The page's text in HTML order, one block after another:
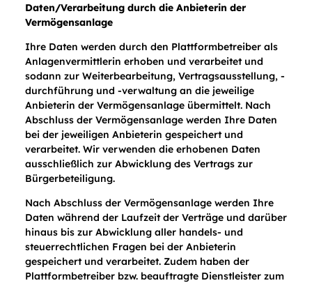
Daten/Verarbeitung durch die Anbieterin der
Vermögensanlage
Ihre Daten werden durch den Plattformbetreiber als
Anlagenvermittlerin erhoben und verarbeitet und
sodann zur Weiterbearbeitung, Vertragsausstellung, -
durchführung und -verwaltung an die jeweilige
Anbieterin der Vermögensanlage übermittelt. Nach
Abschluss der Vermögensanlage werden Ihre Daten
bei der jeweiligen Anbieterin gespeichert und
verarbeitet. Wir verwenden die erhobenen Daten
ausschließlich zur Abwicklung des Vertrags zur
Bürgerbeteiligung.
Nach Abschluss der Vermögensanlage werden Ihre
Daten während der Laufzeit der Verträge und darüber
hinaus bis zur Abwicklung aller handels- und
steuerrechtlichen Fragen bei der Anbieterin
gespeichert und verarbeitet. Zudem haben der
Plattformbetreiber bzw. beauftragte Dienstleister zum